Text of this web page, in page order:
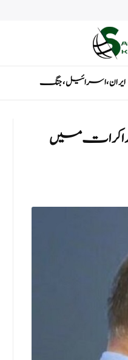
ایران ، اسرائیل ، جنگ
میں